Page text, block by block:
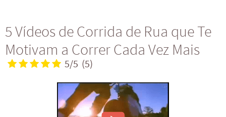
5 Vídeos de Corrida de Rua que Te
Motivam a Correr Cada Vez Mais
5/5 (5)